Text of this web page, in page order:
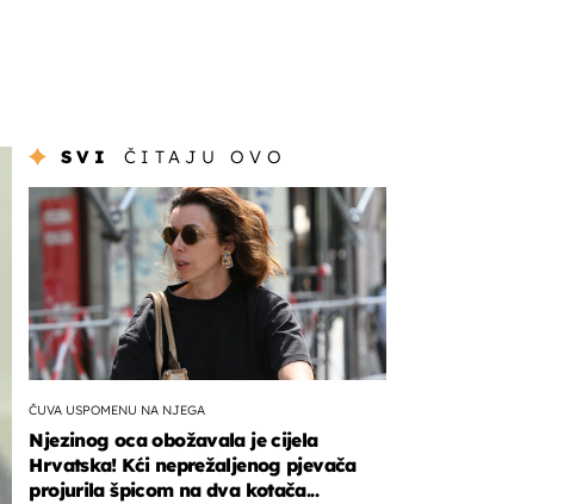
SVI ČITAJU OVO
ČUVA USPOMENU NA NJEGA
Njezinog oca obožavala je cijela
Hrvatska! Kći neprežaljenog pjevača
projurila špicom na dva kotača...